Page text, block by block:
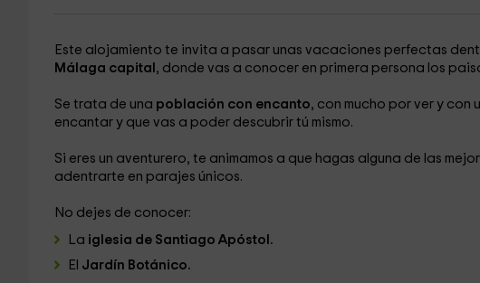
Este alojamiento te invita a pasar unas vacaciones perfectas
Málaga capital , donde vas a conocer en primera persona los
Se trata de una población con encanto, con mucho por ver y con
encantar y que vas a poder descubrir tú mismo.
Si eres un aventurero, te animamos a que hagas alguna de las
adentrarte en parajes únicos.
No dejes de conocer:
La iglesia de Santiago Apóstol.
El Jardín Botánico.